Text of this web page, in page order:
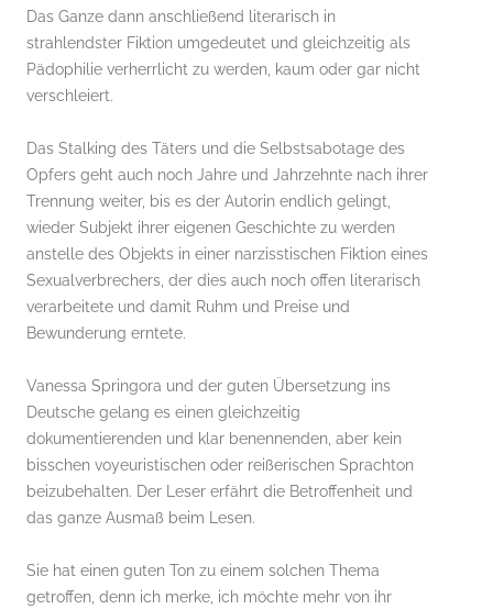
Das Ganze dann anschließend literarisch in
strahlendster Fiktion umgedeutet und gleichzeitig als
Pädophilie verherrlicht zu werden, kaum oder gar nicht
verschleiert.
Das Stalking des Täters und die Selbstsabotage des
Opfers geht auch noch Jahre und Jahrzehnte nach ihrer
Trennung weiter, bis es der Autorin endlich gelingt,
wieder Subjekt ihrer eigenen Geschichte zu werden
anstelle des Objekts in einer narzisstischen Fiktion eines
Sexualverbrechers, der dies auch noch offen literarisch
verarbeitete und damit Ruhm und Preise und
Bewunderung erntete.
Vanessa Springora und der guten Übersetzung ins
Deutsche gelang es einen gleichzeitig
dokumentierenden und klar benennenden, aber kein
bisschen voyeuristischen oder reißerischen Sprachton
beizubehalten. Der Leser erfährt die Betroffenheit und
das ganze Ausmaß beim Lesen.
Sie hat einen guten Ton zu einem solchen Thema
getroffen, denn ich merke, ich möchte mehr von ihr